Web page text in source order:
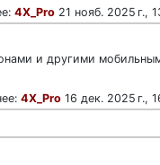
4X_Pro 21 нояб. 2025 г.,
и другими
4X_Pro 16 дек. 2025 г.,